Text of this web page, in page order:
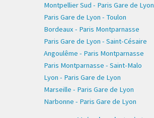
Montpellier Sud - Paris Gare de Lyon
Paris Gare de Lyon - Toulon
Bordeaux - Paris Montparnasse
Paris Gare de Lyon - Saint-Césaire
Angoulême - Paris Montparnasse
Paris Montparnasse - Saint-Malo
Lyon - Paris Gare de Lyon
Marseille - Paris Gare de Lyon
Narbonne - Paris Gare de Lyon